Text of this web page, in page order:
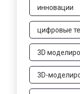
инновации
цифровые
3D
3D-